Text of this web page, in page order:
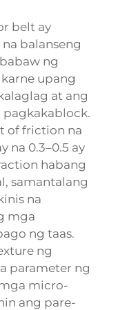
belt ay
balanseng
ng
upang
at ang
of friction na
na 0.3–0.5 ay
habang
samantalang
na
mga
ng taas.
ng
parameter ng
micro-
ang pare-